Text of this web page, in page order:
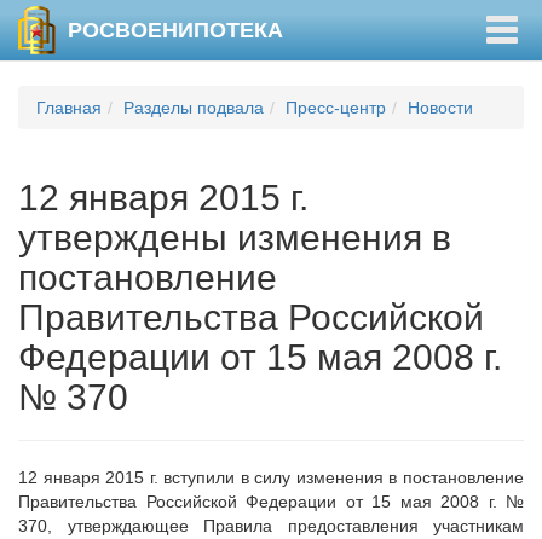
РОСВОЕНИПОТЕКА
Главная Разделы подвала Пресс-центр Новости
12 января 2015 г.
утверждены изменения в
постановление
Правительства Российской
Федерации от 15 мая 2008 г.
№ 370
12 января 2015 г. вступили в силу изменения в постановление
Правительства Российской Федерации от 15 мая 2008 г. №
370, утверждающее Правила предоставления участникам